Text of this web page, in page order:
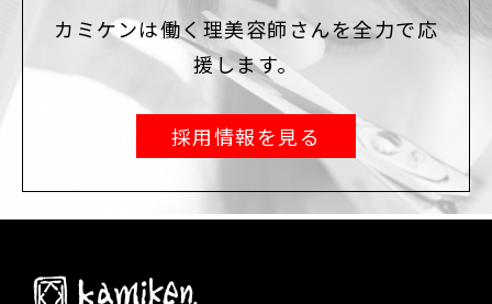
カミケンは働く理美容師さんを全力で応
援します。
採用情報を見る